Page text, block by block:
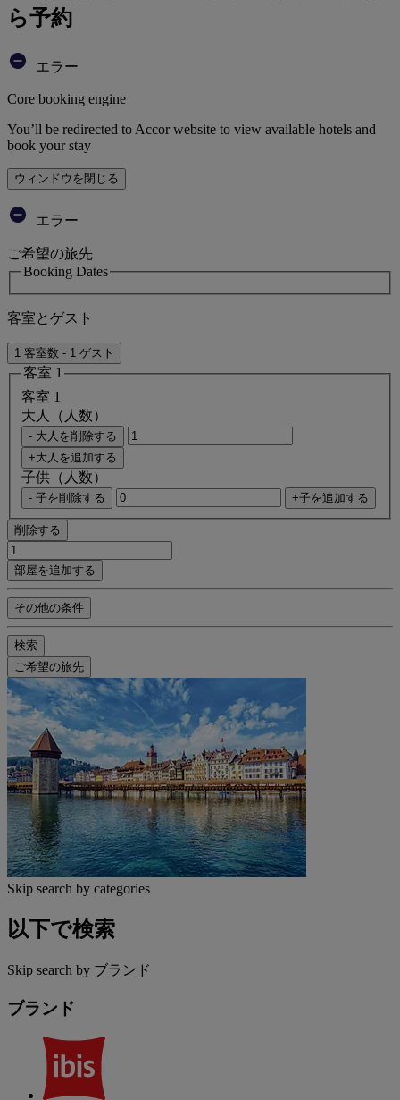
ら予約
エラー
Core booking engine
You’ll be redirected to Accor website to view available hotels and
book your stay
ウィンドウを閉じる
エラー
ご希望の旅先
Booking Dates
客室とゲスト
1 客室数 - 1 ゲスト
客室 1
客室 1
大人（人数）
- 大人を削除する
+大人を追加する
子供（人数）
- 子を削除する +子を追加する
削除する
部屋を追加する
その他の条件
検索
ご希望の旅先
Skip search by categories
以下で検索
Skip search by ブランド
ブランド